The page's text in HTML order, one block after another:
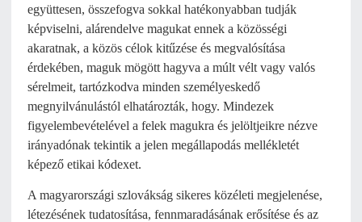
együttesen, összefogva sokkal hatékonyabban tudják
képviselni, alárendelve magukat ennek a közösségi
akaratnak, a közös célok kitűzése és megvalósítása
érdekében, maguk mögött hagyva a múlt vélt vagy valós
sérelmeit, tartózkodva minden személyeskedő
megnyilvánulástól elhatározták, hogy. Mindezek
figyelembevételével a felek magukra és jelöltjeikre nézve
irányadónak tekintik a jelen megállapodás mellékletét
képező etikai kódexet.
A magyarországi szlovákság sikeres közéleti megjelenése,
létezésének tudatosítása, fennmaradásának erősítése és az